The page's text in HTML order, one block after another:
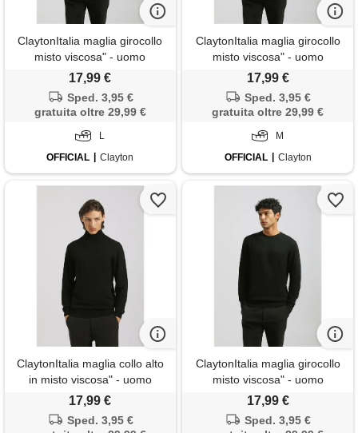
ClaytonItalia maglia girocollo
misto viscosa" - uomo
17,99 €
Sped. 3,95 €
gratuita oltre 29,99 €
L
OFFICIAL
Clayton
ClaytonItalia maglia girocollo
misto viscosa" - uomo
17,99 €
Sped. 3,95 €
gratuita oltre 29,99 €
M
OFFICIAL
Clayton
ClaytonItalia maglia collo alto
in misto viscosa" - uomo
17,99 €
Sped. 3,95 €
ClaytonItalia maglia girocollo
misto viscosa" - uomo
17,99 €
Sped. 3,95 €